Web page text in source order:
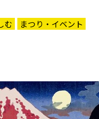
む まつり・イベント